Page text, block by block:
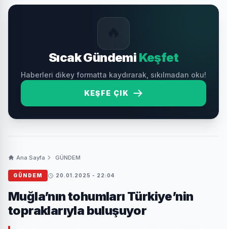
Sıcak Gündemi Keşfet
Haberleri dikey formatta kaydırarak, sıkılmadan oku!
KEŞFE ÇIK
Ana Sayfa GÜNDEM
GÜNDEM 20.01.2025 - 22:04
Muğla’nın tohumları Türkiye’nin
topraklarıyla buluşuyor